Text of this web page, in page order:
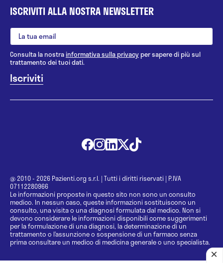
ISCRIVITI ALLA NOSTRA NEWSLETTER
Consulta la nostrainformativa sulla privacy per sapere di più sul
trattamento dei tuoi dati.
@ 2010 - 2026 Pazienti.org s.r.l. | Tutti i diritti riservati | P.IVA
07112280966
Le informazioni proposte in questo sito non sono un consulto
medico. In nessun caso, queste informazioni sostituiscono un
consulto, una visita o una diagnosi formulata dal medico. Non si
devono considerare le informazioni disponibili come suggerimenti
per la formulazione di una diagnosi, la determinazione di un
trattamento o l’assunzione o sospensione di un farmaco senza
prima consultare un medico di medicina generale o uno specialista.